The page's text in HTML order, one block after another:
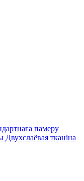
памеру
тканіна